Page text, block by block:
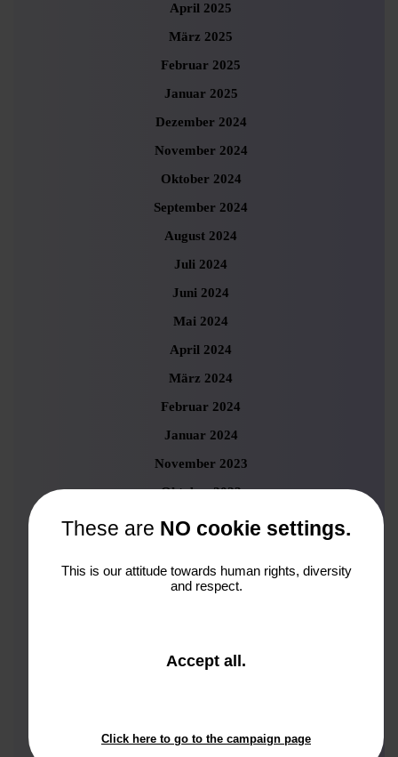
April 2025
März 2025
Februar 2025
Januar 2025
Dezember 2024
November 2024
Oktober 2024
September 2024
August 2024
Juli 2024
Juni 2024
Mai 2024
April 2024
März 2024
Februar 2024
Januar 2024
November 2023
Oktober 2023
September 2023
Juli 2023
April 2023
Januar 2023
These are NO cookie settings.
This is our attitude towards human rights, diversity
and respect.
Accept alland
.
Click here to go to the campaign page